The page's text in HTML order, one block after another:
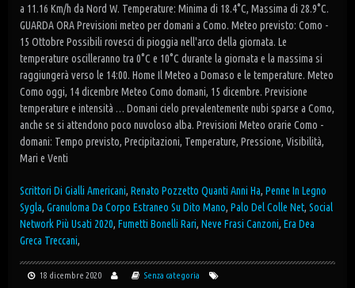
a 11.16 Km/h da Nord W. Temperature: Minima di 18.4°C, Massima di 28.9°C.
GUARDA ORA Previsioni meteo per domani a Como. Meteo previsto: Como -
15 Ottobre Possibili rovesci di pioggia nell'arco della giornata. Le
temperature oscilleranno tra 0°C e 10°C durante la giornata e la massima si
raggiungerà verso le 14:00. Home Il Meteo a Domaso e le temperature. Meteo
Como oggi, 14 dicembre Meteo Como domani, 15 dicembre. Previsione
temperature e intensità … Domani cielo prevalentemente nubi sparse a Como,
anche se si attendono poco nuvoloso alba. Previsioni Meteo orarie Como -
domani: Tempo previsto, Precipitazioni, Temperature, Pressione, Visibilità,
Mari e Venti
Scrittori Di Gialli Americani, Renato Pozzetto Quanti Anni Ha, Penne In Legno
Sygla, Granuloma Da Corpo Estraneo Su Dito Mano, Palo Del Colle Net, Social
Network Più Usati 2020, Fumetti Bonelli Rari, Neve Frasi Canzoni, Era Dea
Greca Treccani,
18 dicembre 2020 Senza categoria